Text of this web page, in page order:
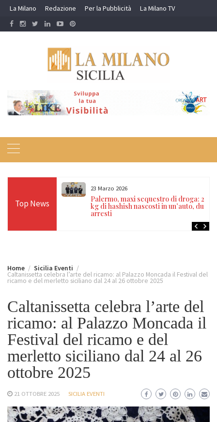
Skip
content
La Milano Redazione Per la Pubblicità La Milano TV
Top News
nel centro
2 kg di droga
23 Marzo 2026
Palermo, maxi sequestro di droga: 20
kg di hashish nascosti in un’auto, due
arresti
Home Sicilia Eventi
Caltanissetta celebra l’arte del ricamo: al Palazzo Moncada il Festival del
ricamo e del merletto siciliano dal 24 al 26 ottobre 2025
Caltanissetta celebra l’arte del
ricamo: al Palazzo Moncada il
Festival del ricamo e del
merletto siciliano dal 24 al 26
ottobre 2025
21 OTTOBRE 2025 SICILIA EVENTI